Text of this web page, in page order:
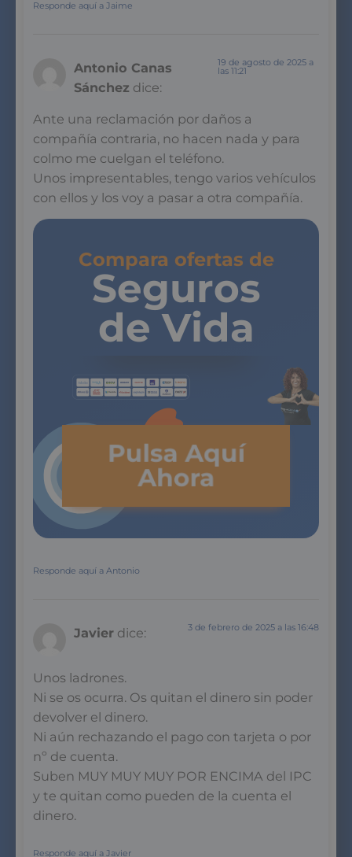
Responde aquí a Jaime
Antonio Canas
Sánchez dice:
19 de agosto de 2025 a
las 11:21
Ante una reclamación por daños a
compañía contraria, no hacen nada y para
colmo me cuelgan el teléfono.
Unos impresentables, tengo varios vehículos
con ellos y los voy a pasar a otra compañía.
Compara ofertas de
Seguros
de Vida
Pulsa Aquí
Ahora
Responde aquí a Antonio
Javier dice: 3 de febrero de 2025 a las 16:48
Unos ladrones.
Ni se os ocurra. Os quitan el dinero sin poder
devolver el dinero.
Ni aún rechazando el pago con tarjeta o por
nº de cuenta.
Suben MUY MUY MUY POR ENCIMA del IPC
y te quitan como pueden de la cuenta el
dinero.
Responde aquí a Javier